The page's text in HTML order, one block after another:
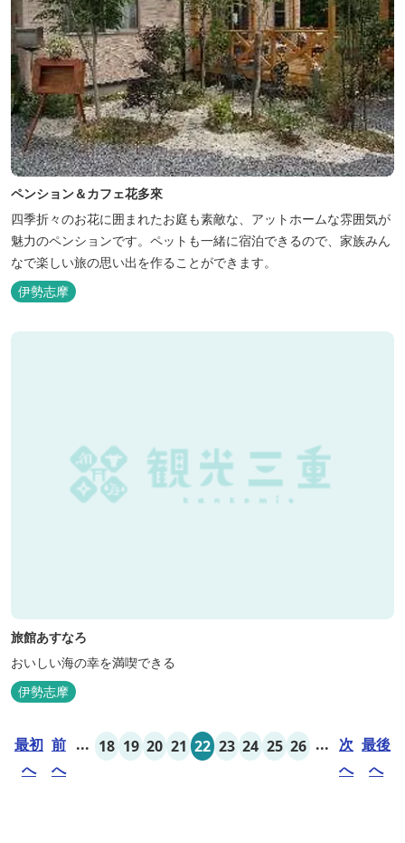
ペンション＆カフェ花多來
四季折々のお花に囲まれたお庭も素敵な、アットホームな雰囲気が
魅力のペンションです。ペットも一緒に宿泊できるので、家族みん
なで楽しい旅の思い出を作ることができます。
伊勢志摩
旅館あすなろ
おいしい海の幸を満喫できる
伊勢志摩
最初
へ
前
へ
... 18 19 20 21 22 23 24 25 26 ... 次
へ
最後
へ